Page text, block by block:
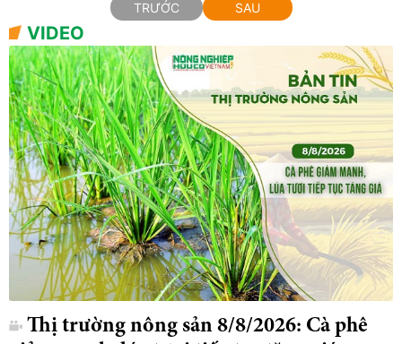
TRƯỚC SAU
VIDEO
Thị trường nông sản 8/8/2026: Cà phê